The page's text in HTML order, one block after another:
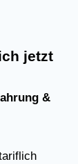
jetzt
&